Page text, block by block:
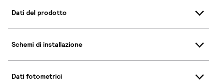
Dati del prodotto
Schemi di installazione
Dati fotometrici